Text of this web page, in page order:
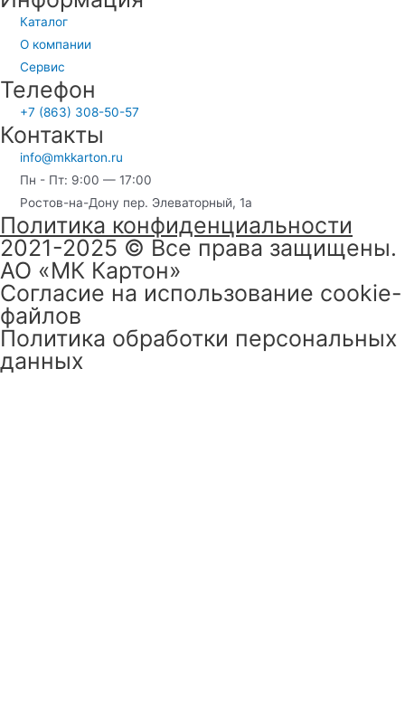
Каталог
О компании
Сервис
Телефон
+7 (863) 308-50-57
Контакты
info@mkkarton.ru
Пн - Пт: 9:00 — 17:00
Ростов-на-Дону пер. Элеваторный, 1а
Политика конфиденциальности
2021-2025 © Все права защищены.
АО «‎МК Картон»
Согласие на использование cookie-
файлов
Политика обработки персональных
данных